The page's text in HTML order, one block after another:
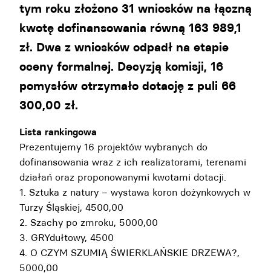
tym roku złożono 31 wniosków na łączną
kwotę dofinansowania równą 163 989,1
zł. Dwa z wniosków odpadł na etapie
oceny formalnej. Decyzją komisji, 16
pomysłów otrzymało dotację z puli 66
300,00 zł.
Lista rankingowa
Prezentujemy 16 projektów wybranych do
dofinansowania wraz z ich realizatorami, terenami
działań oraz proponowanymi kwotami dotacji.
1. Sztuka z natury – wystawa koron dożynkowych w
Turzy Śląskiej, 4500,00
2. Szachy po zmroku, 5000,00
3. GRYdułtowy, 4500
4. O CZYM SZUMIĄ ŚWIERKLAŃSKIE DRZEWA?,
5000,00